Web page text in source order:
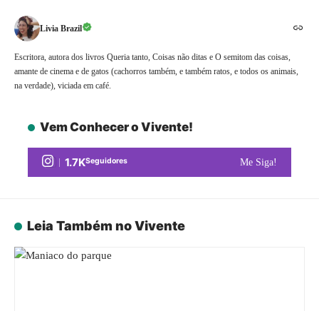
Livia Brazil
Escritora, autora dos livros Queria tanto, Coisas não ditas e O semitom das coisas,
amante de cinema e de gatos (cachorros também, e também ratos, e todos os animais,
na verdade), viciada em café.
Vem Conhecer o Vivente!
1.7KSeguidores Me Siga!
Leia Também no Vivente